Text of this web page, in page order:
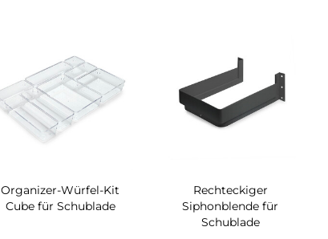
Organizer-Würfel-Kit
Cube für Schublade
Rechteckiger
Siphonblende für
Schublade